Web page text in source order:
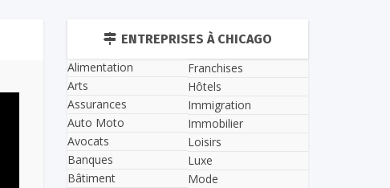
ENTREPRISES À CHICAGO
Alimentation
Arts
Assurances
Auto Moto
Avocats
Banques
Bâtiment
Franchises
Hôtels
Immigration
Immobilier
Loisirs
Luxe
Mode